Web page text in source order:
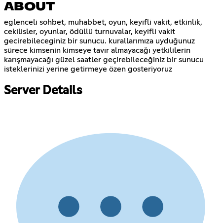
ABOUT
eglenceli sohbet, muhabbet, oyun, keyifli vakit, etkinlik,
cekilisler, oyunlar, ödüllü turnuvalar, keyifli vakit
gecirebileceginiz bir sunucu. kurallarımıza uyduğunuz
sürece kimsenin kimseye tavır almayacağı yetkililerin
karışmayacağı güzel saatler geçirebileceğiniz bir sunucu
isteklerinizi yerine getirmeye özen gosteriyoruz
Server Details